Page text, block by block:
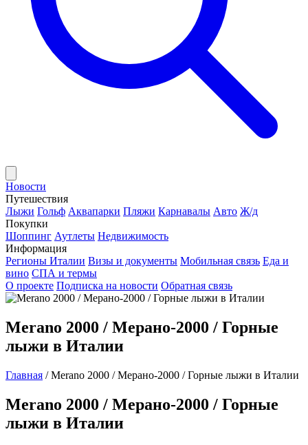
Новости
Путешествия
Лыжи Гольф Аквапарки Пляжи Карнавалы Авто Ж/д
Покупки
Шоппинг Аутлеты Недвижимость
Информация
Регионы Италии Визы и документы Мобильная связь Еда и
вино СПА и термы
О проекте Подписка на новости Обратная связь
Merano 2000 / Мерано-2000 / Горные
лыжи в Италии
Главная / Merano 2000 / Мерано-2000 / Горные лыжи в Италии
Merano 2000 / Мерано-2000 / Горные
лыжи в Италии